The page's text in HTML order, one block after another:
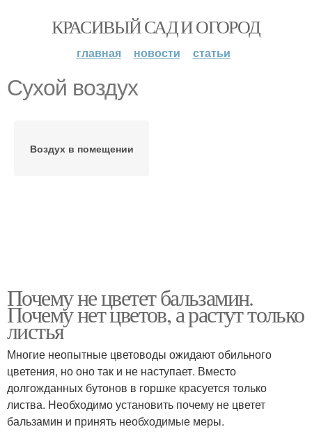
КРАСИВЫЙ САД И ОГОРОД
главная новости статьи
Сухой воздух
Воздух в помещении
Почему не цветет бальзамин.
Почему нет цветов, а растут только
листья
Многие неопытные цветоводы ожидают обильного
цветения, но оно так и не наступает. Вместо
долгожданных бутонов в горшке красуется только
листва. Необходимо установить почему не цветет
бальзамин и принять необходимые меры.